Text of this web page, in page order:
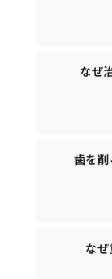
なぜ
歯を
な